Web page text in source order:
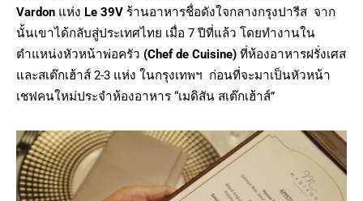
Vardon แห่ง Le 39V ร้านอาหารชื่อดังใจกลางกรุงปารีส จาก
นั้นเขาได้กลับสู่ประเทศไทย เมื่อ 7 ปีที่แล้ว โดยทำงานใน
ตำแหน่งหัวหน้าพ่อครัว (Chef de Cuisine) ที่ห้องอาหารฝรั่งเศส
และสเต๊กเฮ้าส์ 2-3 แห่ง ในกรุงเทพฯ ก่อนที่จะมาเป็นหัวหน้า
เชฟคนใหม่ประจำห้องอาหาร “เมดิสัน สเต๊กเฮ้าส์”